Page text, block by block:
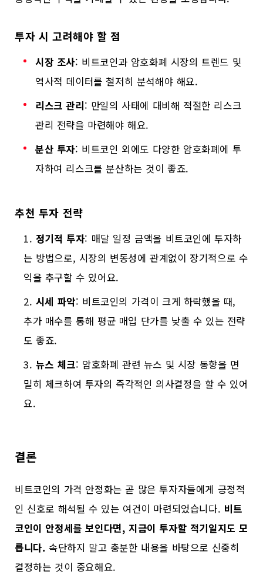
투자 시 고려해야 할 점
시장 조사: 비트코인과 암호화폐 시장의 트렌드 및
역사적 데이터를 철저히 분석해야 해요.
리스크 관리: 만일의 사태에 대비해 적절한 리스크
관리 전략을 마련해야 해요.
분산 투자: 비트코인 외에도 다양한 암호화폐에 투
자하여 리스크를 분산하는 것이 좋죠.
추천 투자 전략
정기적 투자: 매달 일정 금액을 비트코인에 투자하
는 방법으로, 시장의 변동성에 관계없이 장기적으로 수
익을 추구할 수 있어요.
시세 파악: 비트코인의 가격이 크게 하락했을 때,
추가 매수를 통해 평균 매입 단가를 낮출 수 있는 전략
도 좋죠.
뉴스 체크: 암호화폐 관련 뉴스 및 시장 동향을 면
밀히 체크하여 투자의 즉각적인 의사결정을 할 수 있어
요.
결론
비트코인의 가격 안정화는 곧 많은 투자자들에게 긍정적
인 신호로 해석될 수 있는 여건이 마련되었습니다. 비트
코인이 안정세를 보인다면, 지금이 투자할 적기일지도 모
릅니다. 속단하지 말고 충분한 내용을 바탕으로 신중히
결정하는 것이 중요해요.